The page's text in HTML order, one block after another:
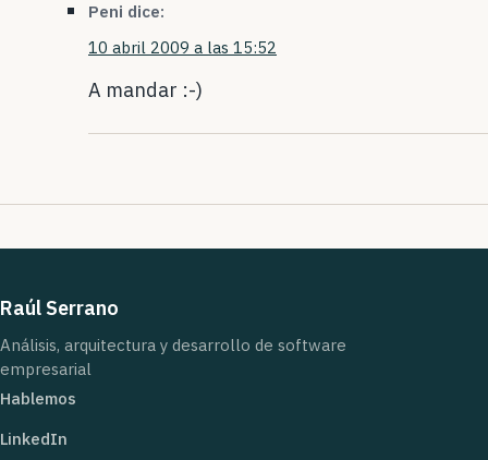
Peni dice:
10 abril 2009 a las 15:52
A mandar :-)
Raúl Serrano
Análisis, arquitectura y desarrollo de software
empresarial
Hablemos
LinkedIn